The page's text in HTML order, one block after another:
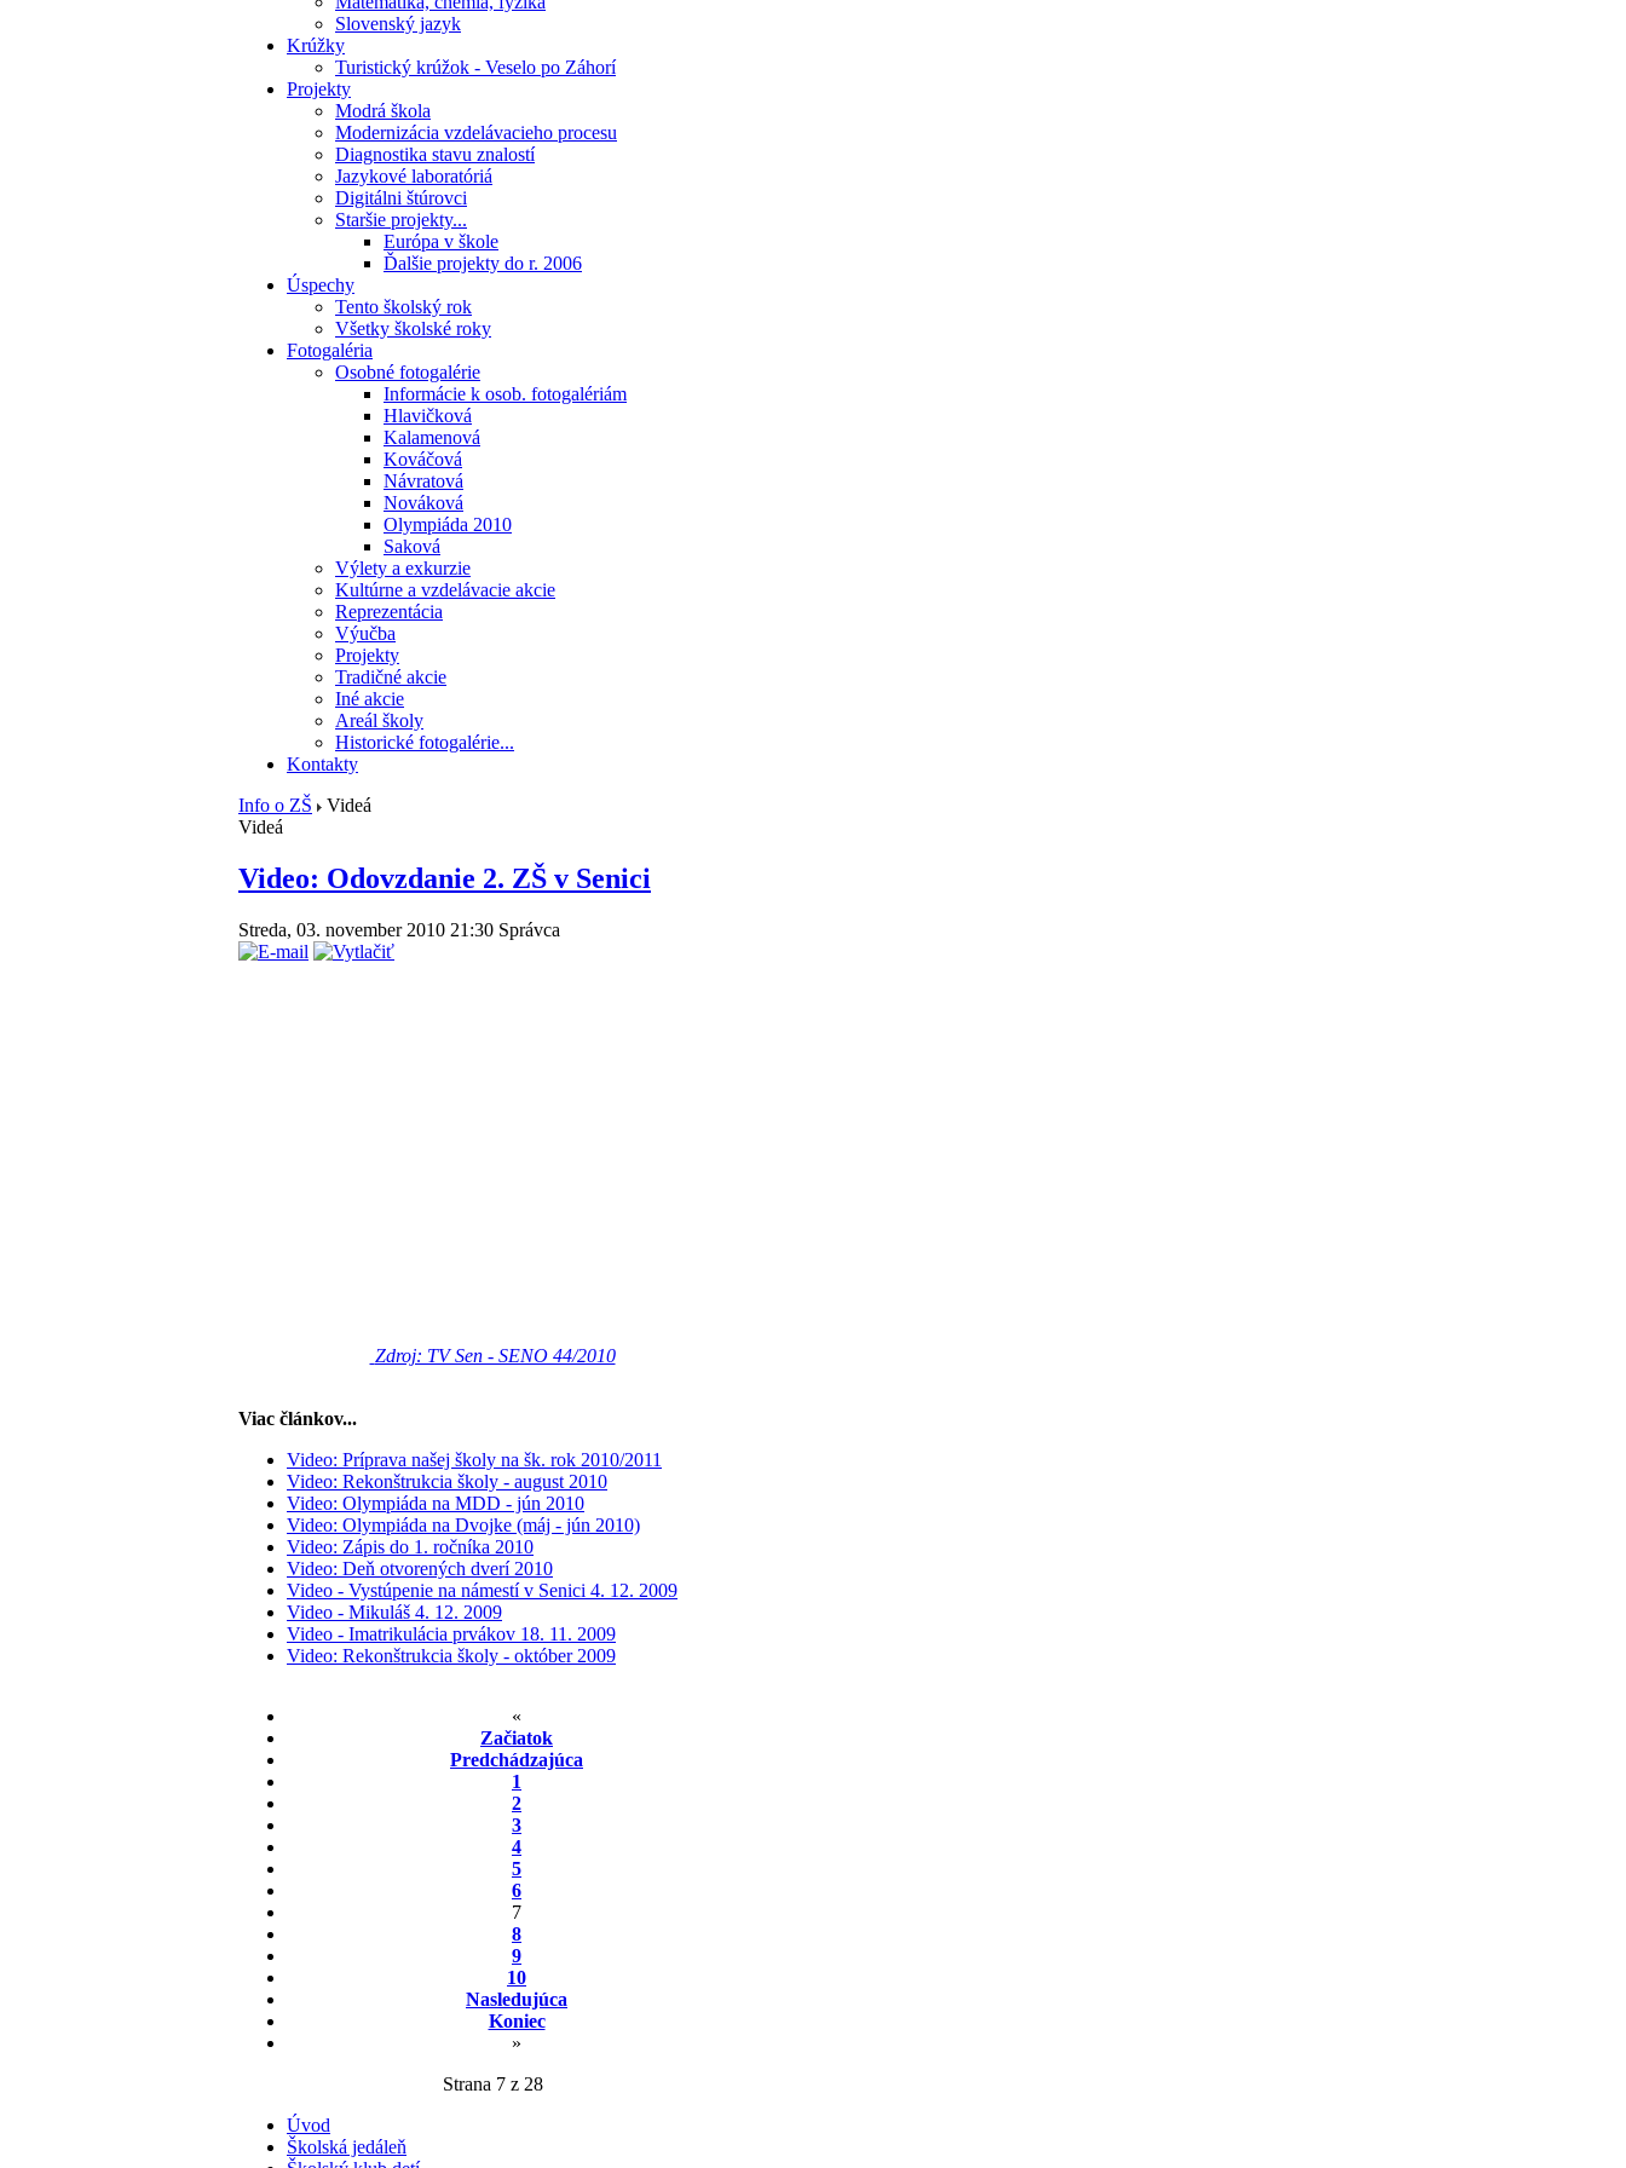
Slovenský jazyk
Krúžky
Turistický krúžok - Veselo po Záhorí
Projekty
Modrá škola
Modernizácia vzdelávacieho procesu
Diagnostika stavu znalostí
Jazykové laboratóriá
Digitálni štúrovci
Staršie projekty...
Európa v škole
Ďalšie projekty do r. 2006
Úspechy
Tento školský rok
Všetky školské roky
Fotogaléria
Osobné fotogalérie
Informácie k osob. fotogalériám
Hlavičková
Kalamenová
Kováčová
Návratová
Nováková
Olympiáda 2010
Saková
Výlety a exkurzie
Kultúrne a vzdelávacie akcie
Reprezentácia
Výučba
Projekty
Tradičné akcie
Iné akcie
Areál školy
Historické fotogalérie...
Kontakty
Info o ZŠ
Videá
Videá
Video: Odovzdanie 2. ZŠ v Senici
Streda, 03. november 2010 21:30 Správca
Zdroj: TV Sen - SENO 44/2010
Viac článkov...
Video: Príprava našej školy na šk. rok 2010/2011
Video: Rekonštrukcia školy - august 2010
Video: Olympiáda na MDD - jún 2010
Video: Olympiáda na Dvojke (máj - jún 2010)
Video: Zápis do 1. ročníka 2010
Video: Deň otvorených dverí 2010
Video - Vystúpenie na námestí v Senici 4. 12. 2009
Video - Mikuláš 4. 12. 2009
Video - Imatrikulácia prvákov 18. 11. 2009
Video: Rekonštrukcia školy - október 2009
«
Začiatok
Predchádzajúca
1
2
3
4
5
6
7
8
9
10
Nasledujúca
Koniec
»
Strana 7 z 28
Úvod
Školská jedáleň